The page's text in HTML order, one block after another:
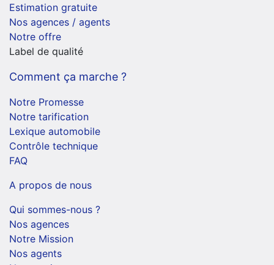
Estimation gratuite
Nos agences / agents
Notre offre
Label de qualité
Comment ça marche ?
Notre Promesse
Notre tarification
Lexique automobile
Contrôle technique
FAQ
A propos de nous
Qui sommes-nous ?
Nos agences
Notre Mission
Nos agents